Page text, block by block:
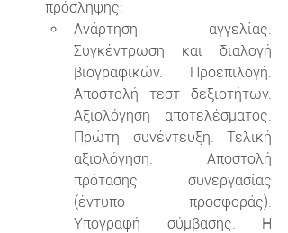
πρόσληψης:
Ανάρτηση αγγελίας.
Συγκέντρωση και διαλογή
βιογραφικών. Προεπιλογή.
Αποστολή τεστ δεξιοτήτων.
Αξιολόγηση αποτελέσματος.
Πρώτη συνέντευξη. Τελική
αξιολόγηση. Αποστολή
πρότασης συνεργασίας
(έντυπο προσφοράς).
Υπογραφή σύμβασης. Η